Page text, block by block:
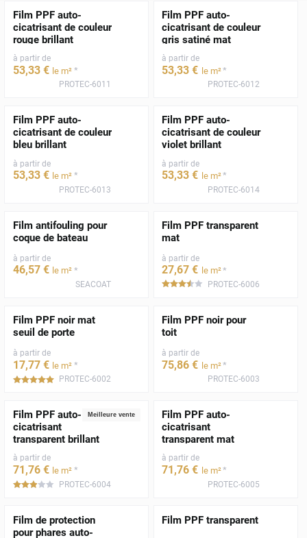
Film PPF auto-
cicatrisant de couleur
rouge brillant
à partir de
53,33 € le m² *
PROTEC-6011
Film PPF auto-
cicatrisant de couleur
gris satiné mat
à partir de
53,33 € le m²*
PROTEC-6012
Film PPF auto-
cicatrisant de couleur
bleu brillant
à partir de
53,33 € le m² *
PROTEC-6013
Film PPF auto-
cicatrisant de couleur
violet brillant
à partir de
53,33 € le m²*
PROTEC-6014
Film antifouling pour
coque de bateau
à partir de
46,57 € le m² *
SEACOAT
Film PPF transparent
mat
à partir de
27,67 € le m²*
*****PROTEC-6006
Film PPF noir mat
seuil de porte
à partir de
17,77 € le m² *
*****
PROTEC-6002
Film PPF noir pour
toit
à partir de
75,86 € le m²*
PROTEC-6003
Meilleure vente
Film PPF auto-
cicatrisant
transparent brillant
à partir de
71,76 € le m² *
***** PROTEC-6004
Film PPF auto-
cicatrisant
transparent mat
à partir de
71,76 € le m²*
PROTEC-6005
Film de protection
pour phares auto-
Film PPF transparent